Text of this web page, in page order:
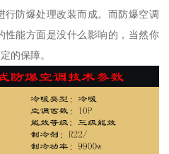
防爆处理改装而成。而防爆空调
性能方面是没什么影响的，当然你
的保障。